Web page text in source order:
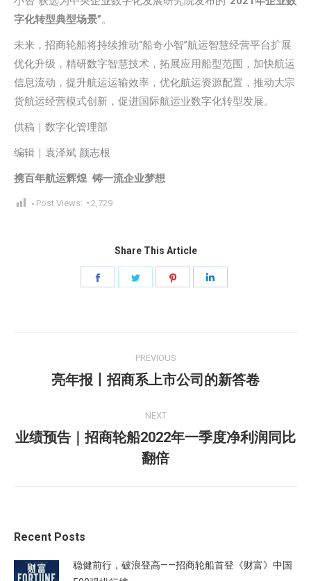
字化转型典型场景”。
未来，招商轮船将持续推动“船奇小智”航运智慧经营平台扩展
优化升级，精研数字智慧技术，拓展应用船型范围，加快航运
信息流动，提升航运运输效率，优化航运资源配置，推动大宗
货航运经营模式创新，促进国际航运业数字化转型发展。
供稿｜数字化管理部
编辑｜袁泽斌 颜志根
携百年航运辉煌 铸一流企业梦想
Post Views: 2,729
Share This Article
navigation
PREVIOUS
Previous
亮年报丨招商系上市公司的新答卷
NEXT
Next
post:
业绩预告｜招商轮船2022年一季度净利润同比
翻倍
Recent Posts
稳健前行，破浪登高——招商轮船首登《财富》中国